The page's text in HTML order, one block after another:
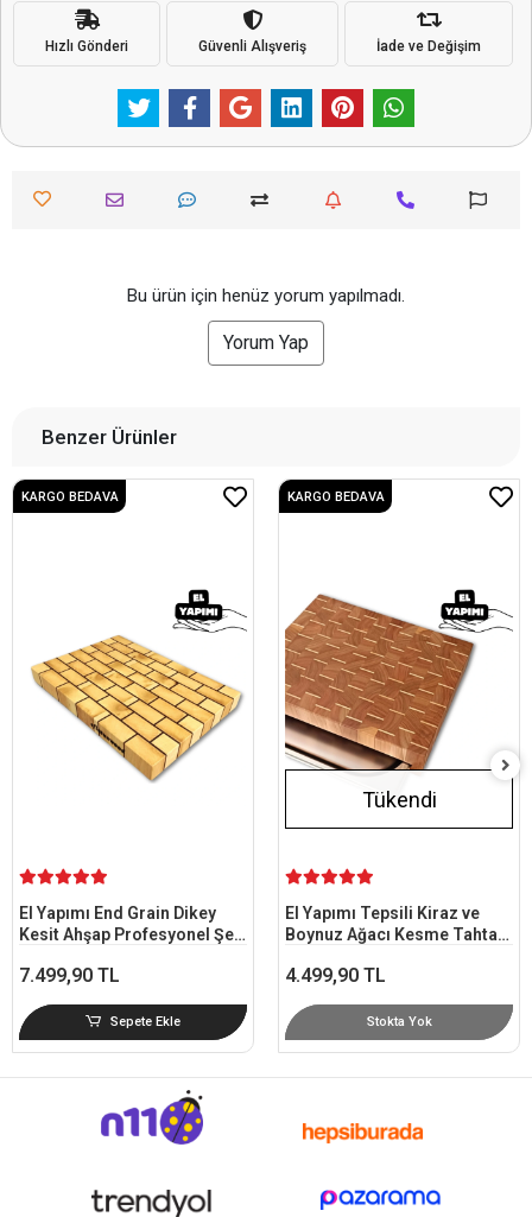
Hızlı Gönderi Güvenli Alışveriş İade ve Değişim
Bu ürün için henüz yorum yapılmadı.
Yorum Yap
Benzer Ürünler
KARGO BEDAVA
El Yapımı End Grain Dikey
Kesit Ahşap Profesyonel Şef
Boynuz & Maun Ağaç
7.499,90 TL
Sepete Ekle
KARGO BEDAVA
Tükendi
El Yapımı Tepsili Kiraz ve
Boynuz Ağacı Kesme Tahtası
4.499,90 TL
Stokta Yok